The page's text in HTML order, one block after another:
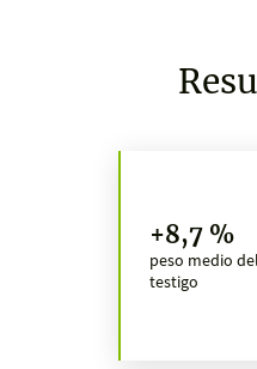
+8,7 %
peso medio
testigo